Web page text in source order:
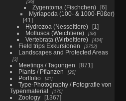
Zygentoma (Fischchen)
6
Myriapoda (100- & 1000-Füßer)
41
Hydrozoa (Nesseltiere)
1
Mollusca (Weichtiere)
38
Vertebrata (Wirbeltiere) 434
Field trips Exkursionen 2752
Landscapes and Protected Areas
3
Meetings / Tagungen
871
Plants / Pflanzen
20
Portfolio 41
Type-Photography / Fotografie von
Typenmaterial
170
Zoology
1367